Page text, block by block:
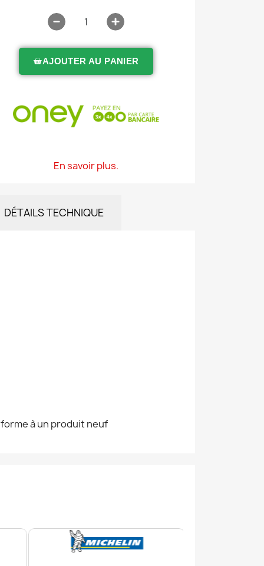
AJOUTER AU PANIER
En savoir plus.
DÉTAILS TECHNIQUE
à un produit neuf